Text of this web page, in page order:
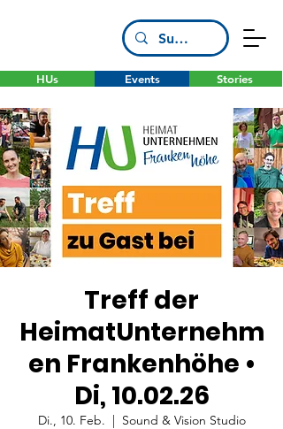
HUs Stories
Events
Treff der
HeimatUnternehm
en Frankenhöhe •
Di, 10.02.26
Di., 10. Feb.
  |
Sound & Vision Studio